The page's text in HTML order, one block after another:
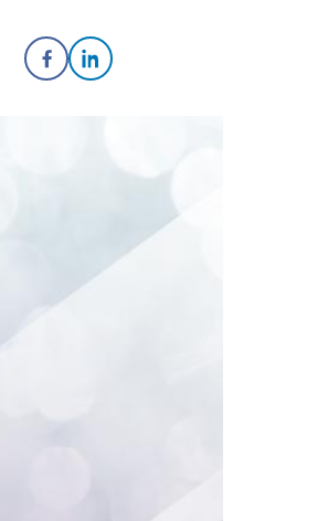
Share on Facebook
Share on LinkedIn